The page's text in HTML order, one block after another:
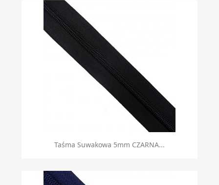
Taśma Suwakowa 5mm CZARNA...